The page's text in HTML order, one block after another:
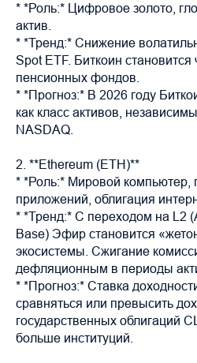
* *Роль:* Цифровое золото,
актив.
* *Тренд:* Снижение
Spot ETF. Биткоин
пенсионных фондов.
* *Прогноз:* В 2026 году
как класс активов,
NASDAQ.
2. **Ethereum (ETH)**
* *Роль:* Мировой компьютер,
приложений, облигация
* *Тренд:* С переходом на L2
Base) Эфир становится
экосистемы. Сжигание
дефляционным в периоды
* *Прогноз:* Ставка
сравняться или превысить
государственных облигаций
больше институций.